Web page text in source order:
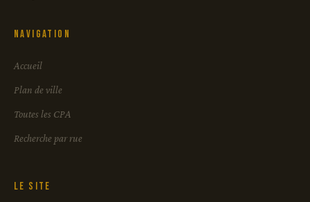
Navigation
Accueil
Plan de ville
Toutes les CPA
Recherche par rue
Le site